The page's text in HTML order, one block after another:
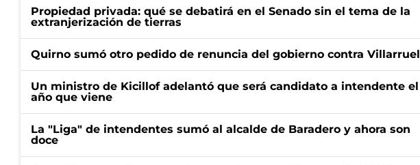
Propiedad privada: qué se debatirá en el Senado sin el tema de la
extranjerización de tierras
Quirno sumó otro pedido de renuncia del gobierno contra Villarruel
Un ministro de Kicillof adelantó que será candidato a intendente el
año que viene
La "Liga" de intendentes sumó al alcalde de Baradero y ahora son
doce